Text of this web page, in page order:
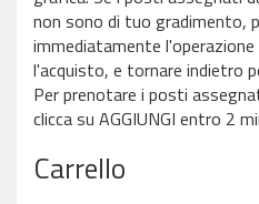
non sono di tuo gradimento,
immediatamente
l'acquisto, e tornare indietro
Per prenotare i posti
clicca su AGGIUNGI entro 2
Carrello